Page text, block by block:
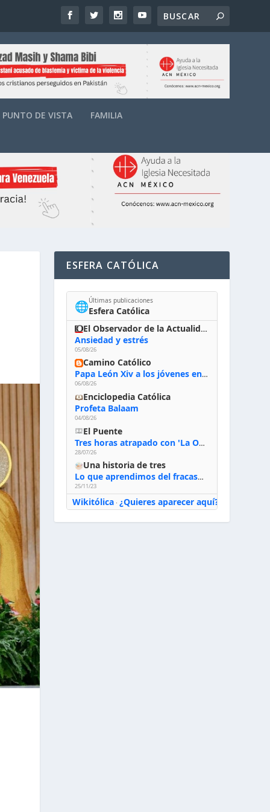
PUNTO DE VISTA FAMILIA
ESFERA CATÓLICA
🌐Últimas publicaciones
Esfera Católica
El Observador de la Actualidad
Ansiedad y estrés
05/08/26
Camino Católico
Papa León Xiv a los jóvenes en Asís, 6-8-2026: «De san Francisco aprendan la radicalidad evangélica: no los vuelve ciegos ni violentos, sino sensibles, atentos, siempre en el seguimiento de Jesús, humildes y acogiendo a todos»
06/08/26
Enciclopedia Católica
Profeta Balaam
04/08/26
El Puente
Tres horas atrapado con 'La Odisea' de Nolan
28/07/26
Una historia de tres
Lo que aprendimos del fracaso al emprender
25/11/23
Wikitólica· ¿Quieres aparecer aquí?